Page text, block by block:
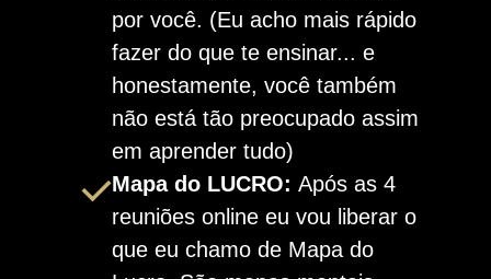
por você. (Eu acho mais rápido
fazer do que te ensinar... e
honestamente, você também
não está tão preocupado assim
em aprender tudo)
Mapa do LUCRO: Após as 4
reuniões online eu vou liberar o
que eu chamo de Mapa do